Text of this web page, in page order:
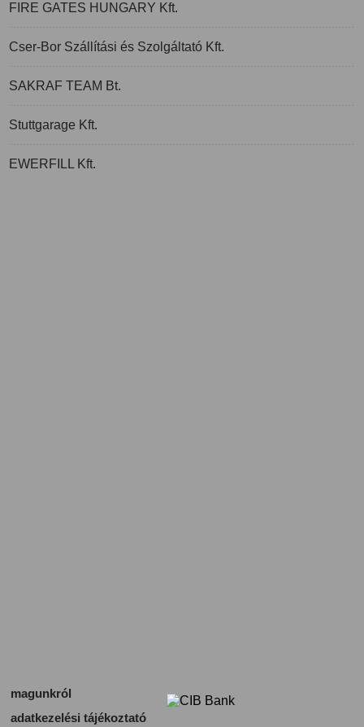
FIRE GATES HUNGARY Kft.
Cser-Bor Szállítási és Szolgáltató Kft.
SAKRAF TEAM Bt.
Stuttgarage Kft.
EWERFILL Kft.
magunkról
adatkezelési tájékoztató